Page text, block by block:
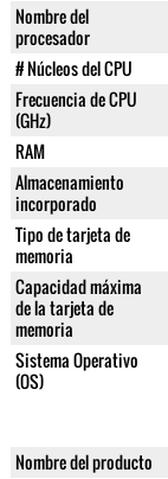
Nombre del
procesador
# Núcleos del CPU
Frecuencia de CPU
(GHz)
RAM
Almacenamiento
incorporado
Tipo de tarjeta de
memoria
Capacidad máxima
de la tarjeta de
memoria
Sistema Operativo
(OS)
Nombre del producto